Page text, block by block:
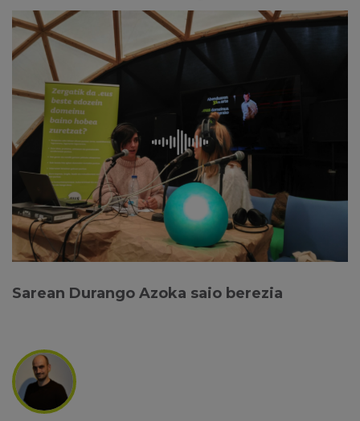
Sarean Durango Azoka saio berezia